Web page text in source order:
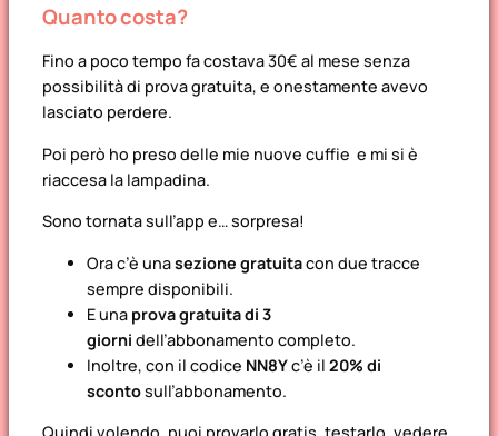
Quanto costa?
Fino a poco tempo fa costava 30€ al mese senza
possibilità di prova gratuita, e onestamente avevo
lasciato perdere.
Poi però ho preso delle mie nuove cuffie e mi si è
riaccesa la lampadina.
Sono tornata sull’app e… sorpresa!
Ora c’è unasezione gratuitacon due tracce
sempre disponibili.
E una prova gratuita di 3
giorni dell’abbonamento completo.
Inoltre, con il codice NN8Yc’è il 20% di
scontosull’abbonamento.